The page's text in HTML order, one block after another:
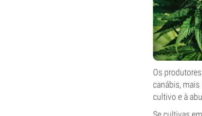
Os
canábis,
cultivo e à